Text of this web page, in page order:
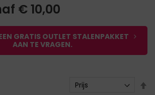
€ 10,00
GRATIS OUTLET STALENPAKKET
AAN TE VRAGEN.